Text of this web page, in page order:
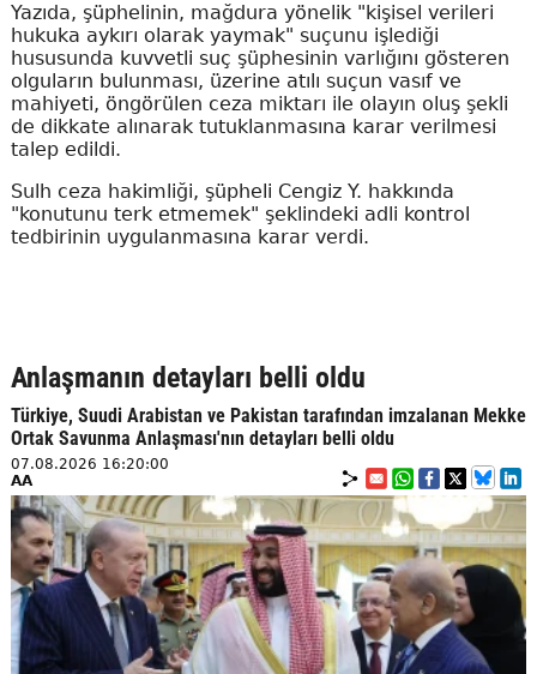
Yazıda, şüphelinin, mağdura yönelik "kişisel verileri
hukuka aykırı olarak yaymak" suçunu işlediği
hususunda kuvvetli suç şüphesinin varlığını gösteren
olguların bulunması, üzerine atılı suçun vasıf ve
mahiyeti, öngörülen ceza miktarı ile olayın oluş şekli
de dikkate alınarak tutuklanmasına karar verilmesi
talep edildi.
Sulh ceza hakimliği, şüpheli Cengiz Y. hakkında
"konutunu terk etmemek" şeklindeki adli kontrol
tedbirinin uygulanmasına karar verdi.
Anlaşmanın detayları belli oldu
Türkiye, Suudi Arabistan ve Pakistan tarafından imzalanan Mekke
Ortak Savunma Anlaşması'nın detayları belli oldu
07.08.2026 16:20:00
AA